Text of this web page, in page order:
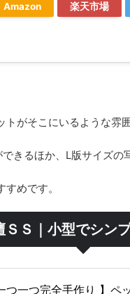
Amazon 楽天市場
がそこにいるような雰
きるほか、L版サイズの
めです。
Ｓ｜小型でシン
つ一つ完全手作り 】ペ